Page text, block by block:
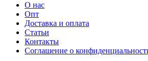
О нас
Опт
Доставка и оплата
Статьи
Контакты
Соглашение о